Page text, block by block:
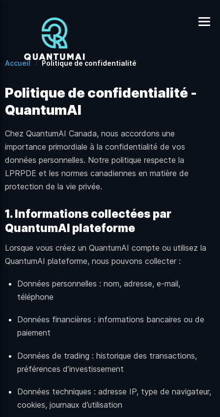
Accueil Politique de confidentialité
Politique de confidentialité -
QuantumAI
Chez QuantumAI Canada, nous accordons une
importance primordiale à la confidentialité de vos
données personnelles. Notre politique respecte la
LPRPDE et les normes canadiennes en matière de
protection de la vie privée.
1. Informations collectées par
QuantumAI plateforme
Lorsque vous créez un QuantumAI compte ou utilisez la
QuantumAI plateforme, nous pouvons collecter :
Données personnelles : nom, adresse, e-mail,
téléphone
Données financières : informations bancaires ou de
paiement
Données de trading : historique des transactions,
préférences d’investissement
Données techniques : adresse IP, type de navigateur,
cookies, journaux d’utilisation